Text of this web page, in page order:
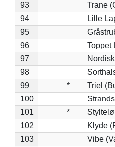
93
Trane
94
Lille
95
96
Toppet
97
98
99
*
Triel
100
101
*
102
Klyde
103
Vibe